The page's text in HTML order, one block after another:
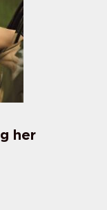
her